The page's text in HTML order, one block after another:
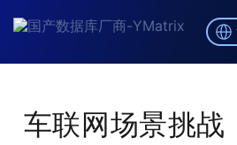
车联网场景挑战